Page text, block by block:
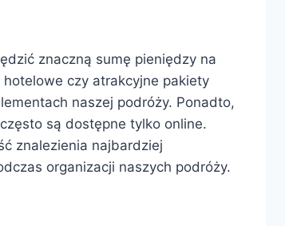
znaczną sumę pieniędzy na
czy atrakcyjne pakiety
naszej podróży. Ponadto,
są dostępne tylko online.
znalezienia najbardziej
organizacji naszych podróży.